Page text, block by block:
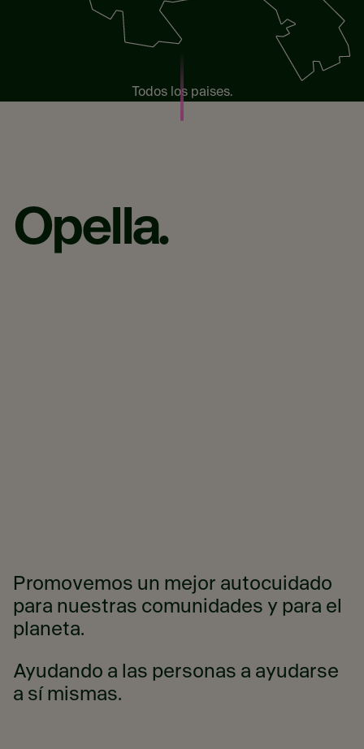
Todos los paises.
Opella.
Promovemos un mejor autocuidado
para nuestras comunidades y para el
planeta.
Ayudando a las personas a ayudarse
a sí mismas.